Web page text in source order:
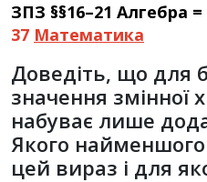
ЗПЗ §§16–21 Алгебра =
37 Математика
Доведіть, що для
значення змінної
набуває лише
Якого
цей вираз і для